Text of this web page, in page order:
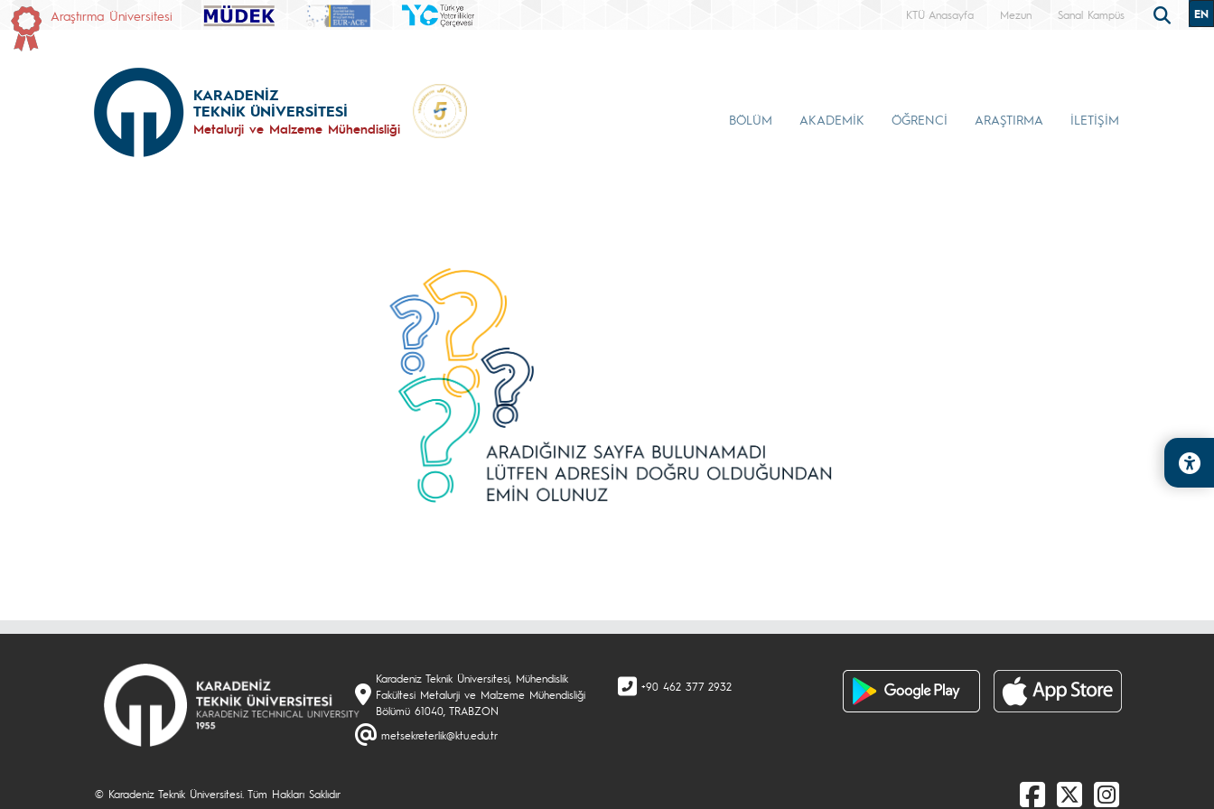
Araştırma Üniversitesi KTÜ Anasayfa Mezun Sanal Kampüs EN
KARADENİZ
TEKNİK ÜNİVERSİTESİ
Metalurji ve Malzeme Mühendisliği
BÖLÜM AKADEMİK ÖĞRENCİ ARAŞTIRMA İLETİŞİM
Karadeniz Teknik Üniversitesi, Mühendislik
Fakültesi Metalurji ve Malzeme Mühendisliği
Bölümü 61040, TRABZON
metsekreterlik@ktu.edu.tr
+90 462 377 2932
© Karadeniz Teknik Üniversitesi. Tüm Hakları Saklıdır